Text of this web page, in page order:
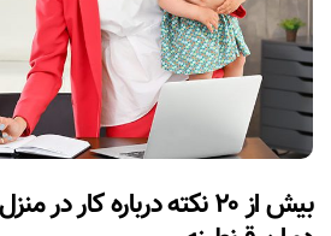
بیش از ۲۰ نکته درباره کار